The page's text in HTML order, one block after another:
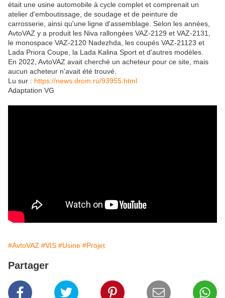
était une usine automobile à cycle complet et comprenait un
atelier d'emboutissage, de soudage et de peinture de
carrosserie, ainsi qu'une ligne d'assemblage. Selon les années,
AvtoVAZ y a produit les Niva rallongées VAZ-2129 et VAZ-2131,
le monospace VAZ-2120 Nadezhda, les coupés VAZ-21123 et
Lada Priora Coupe, la Lada Kalina Sport et d'autres modèles.
En 2022, AvtoVAZ avait cherché un acheteur pour ce site, mais
aucun acheteur n'avait été trouvé.
Lu sur : https://news.drom.ru/93955.html
Adaptation VG
#AvtoVAZ #VIS #Usine #Projet
Partager